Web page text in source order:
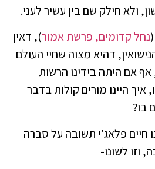
ולא חילק שם בין עשיר לעני.
נחל קדומים, פרשת אמור), דאין
דהיא מצוה שחיי העולם
אם היתה בידינו הרשות
איך היינו מורים קולות בדבר
בו?
חיים פלאג'י תשובה על סברה
וזו לשונו-